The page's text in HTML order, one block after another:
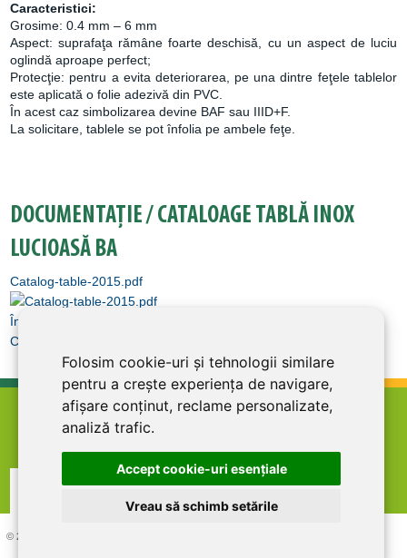
Folosim cookie-uri și tehnologii similare
pentru a crește experiența de navigare,
afișare conținut, reclame personalizate,
analiză trafic.
Accept cookie-uri esenţiale
Vreau să schimb setările
Caracteristici:
Grosime: 0.4 mm – 6 mm
Aspect: suprafaţa rămâne foarte deschisă, cu un aspect de luciu
oglindă aproape perfect;
Protecţie: pentru a evita deteriorarea, pe una dintre feţele tablelor
este aplicată o folie adezivă din PVC.
În acest caz simbolizarea devine BAF sau IIID+F.
La solicitare, tablele se pot înfolia pe ambele feţe.
DOCUMENTAȚIE / CATALOAGE TABLĂ INOX
LUCIOASĂ BA
Catalog-table-2015.pdf
Înapoi la Tablă inox
Cere Ofertă
termeni şi condiţii abonare la newsletter
© 2026 DIRECT LINE INOX IMPEX SRL, RO7727821, J12/1817/1995